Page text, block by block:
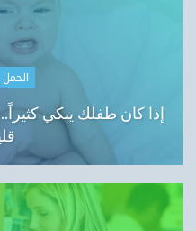
إذا كان طفلك يبكي